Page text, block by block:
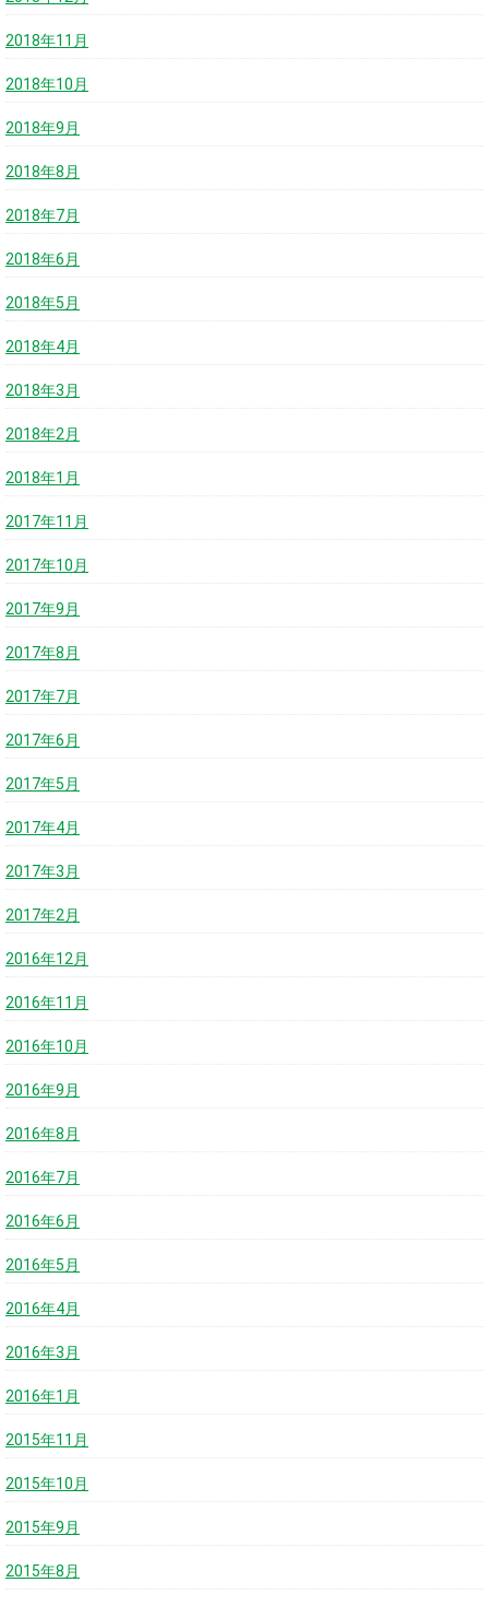
2018年11月
2018年10月
2018年9月
2018年8月
2018年7月
2018年6月
2018年5月
2018年4月
2018年3月
2018年2月
2018年1月
2017年11月
2017年10月
2017年9月
2017年8月
2017年7月
2017年6月
2017年5月
2017年4月
2017年3月
2017年2月
2016年12月
2016年11月
2016年10月
2016年9月
2016年8月
2016年7月
2016年6月
2016年5月
2016年4月
2016年3月
2016年1月
2015年11月
2015年10月
2015年9月
2015年8月